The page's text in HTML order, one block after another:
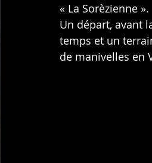
« La Sorèzienne ».
Un départ, avant
temps et un
de manivelles en